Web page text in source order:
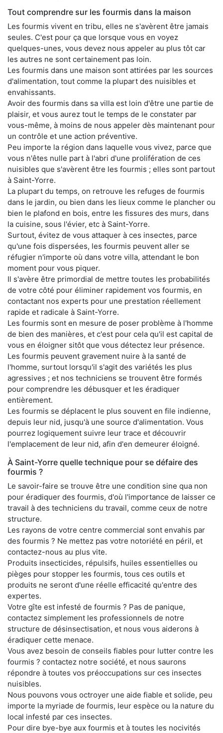
Tout comprendre sur les fourmis dans la maison
Les fourmis vivent en tribu, elles ne s'avèrent être jamais
seules. C'est pour ça que lorsque vous en voyez
quelques-unes, vous devez nous appeler au plus tôt car
les autres ne sont certainement pas loin.
Les fourmis dans une maison sont attirées par les sources
d'alimentation, tout comme la plupart des nuisibles et
envahissants.
Avoir des fourmis dans sa villa est loin d'être une partie de
plaisir, et vous aurez tout le temps de le constater par
vous-même, à moins de nous appeler dès maintenant pour
un contrôle et une action préventive.
Peu importe la région dans laquelle vous vivez, parce que
vous n'êtes nulle part à l'abri d'une prolifération de ces
nuisibles que s'avèrent être les fourmis ; elles sont partout
à Saint-Yorre.
La plupart du temps, on retrouve les refuges de fourmis
dans le jardin, ou bien dans les lieux comme le plancher ou
bien le plafond en bois, entre les fissures des murs, dans
la cuisine, sous l'évier, etc à Saint-Yorre.
Surtout, évitez de vous attaquer à ces insectes, parce
qu'une fois dispersées, les fourmis peuvent aller se
réfugier n'importe où dans votre villa, attendant le bon
moment pour vous piquer.
Il s'avère être primordial de mettre toutes les probabilités
de votre côté pour éliminer rapidement vos fourmis, en
contactant nos experts pour une prestation réellement
rapide et radicale à Saint-Yorre.
Les fourmis sont en mesure de poser problème à l'homme
de bien des manières, et c'est pour cela qu'il est capital de
vous en éloigner sitôt que vous détectez leur présence.
Les fourmis peuvent gravement nuire à la santé de
l'homme, surtout lorsqu'il s'agit des variétés les plus
agressives ; et nos techniciens se trouvent être formés
pour comprendre les débusquer et les éradiquer
entièrement.
Les fourmis se déplacent le plus souvent en file indienne,
depuis leur nid, jusqu'à une source d'alimentation. Vous
pourrez logiquement suivre leur trace et découvrir
l'emplacement de leur nid, afin d'en demeurer éloigné.
À Saint-Yorre quelle technique pour se défaire des
fourmis ?
Le savoir-faire se trouve être une condition sine qua non
pour éradiquer des fourmis, d'où l'importance de laisser ce
travail à des techniciens du travail, comme ceux de notre
structure.
Les rayons de votre centre commercial sont envahis par
des fourmis ? Ne mettez pas votre notoriété en péril, et
contactez-nous au plus vite.
Produits insecticides, répulsifs, huiles essentielles ou
pièges pour stopper les fourmis, tous ces outils et
produits ne seront d'une réelle efficacité qu'entre des
expertes.
Votre gîte est infesté de fourmis ? Pas de panique,
contactez simplement les professionnels de notre
structure de désinsectisation, et nous vous aiderons à
éradiquer cette menace.
Vous avez besoin de conseils fiables pour lutter contre les
fourmis ? contactez notre société, et nous saurons
répondre à toutes vos préoccupations sur ces insectes
nuisibles.
Nous pouvons vous octroyer une aide fiable et solide, peu
importe la myriade de fourmis, leur espèce ou la nature du
local infesté par ces insectes.
Pour dire bye-bye aux fourmis et à toutes les nocivités